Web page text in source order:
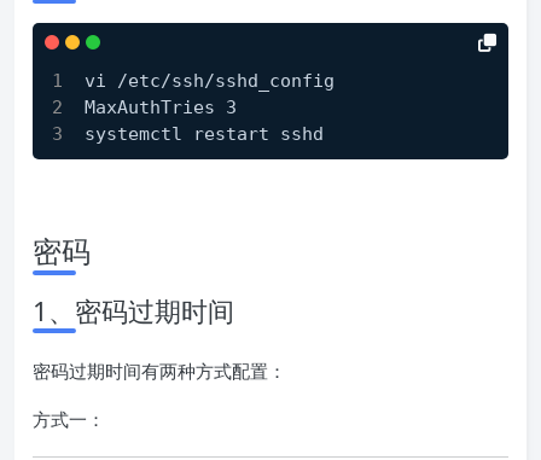
vi /etc/ssh/sshd_config
MaxAuthTries 3
systemctl restart sshd
密码
1、密码过期时间
密码过期时间有两种方式配置：
方式一：